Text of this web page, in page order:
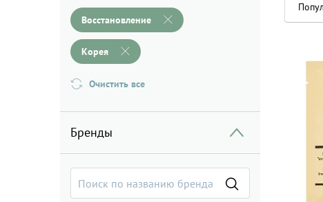
Восстановление
Корея
Очистить все
Бренды